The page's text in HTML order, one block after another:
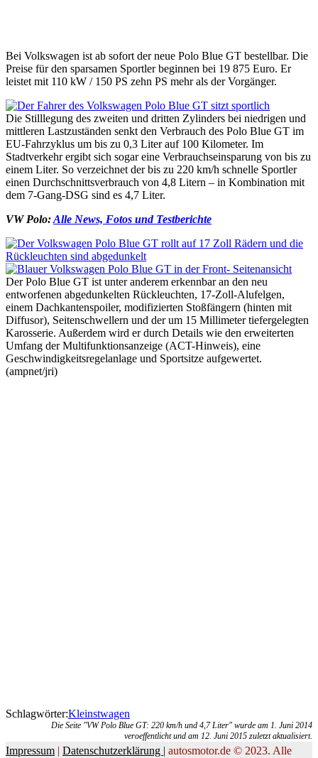
Bei Volkswagen ist ab sofort der neue Polo Blue GT bestellbar. Die
Preise für den sparsamen Sportler beginnen bei 19 875 Euro. Er
leistet mit 110 kW / 150 PS zehn PS mehr als der Vorgänger.
Die Stilllegung des zweiten und dritten Zylinders bei niedrigen und
mittleren Lastzuständen senkt den Verbrauch des Polo Blue GT im
EU-Fahrzyklus um bis zu 0,3 Liter auf 100 Kilometer. Im
Stadtverkehr ergibt sich sogar eine Verbrauchseinsparung von bis zu
einem Liter. So verzeichnet der bis zu 220 km/h schnelle Sportler
einen Durchschnittsverbrauch von 4,8 Litern – in Kombination mit
dem 7-Gang-DSG sind es 4,7 Liter.
VW Polo:Alle News, Fotos und Testberichte
Der Polo Blue GT ist unter anderem erkennbar an den neu
entworfenen abgedunkelten Rückleuchten, 17-Zoll-Alufelgen,
einem Dachkantenspoiler, modifizierten Stoßfängern (hinten mit
Diffusor), Seitenschwellern und der um 15 Millimeter tiefergelegten
Karosserie. Außerdem wird er durch Details wie den erweiterten
Umfang der Multifunktionsanzeige (ACT-Hinweis), eine
Geschwindigkeitsregelanlage und Sportsitze aufgewertet.
(ampnet/jri)
Schlagwörter:Kleinstwagen
Die Seite "VW Polo Blue GT: 220 km/h und 4,7 Liter" wurde am 1. Juni 2014
veroeffentlicht und am 12. Juni 2015 zuletzt aktualisiert.
Impressum | Datenschutzerklärung | autosmotor.de © 2023. Alle